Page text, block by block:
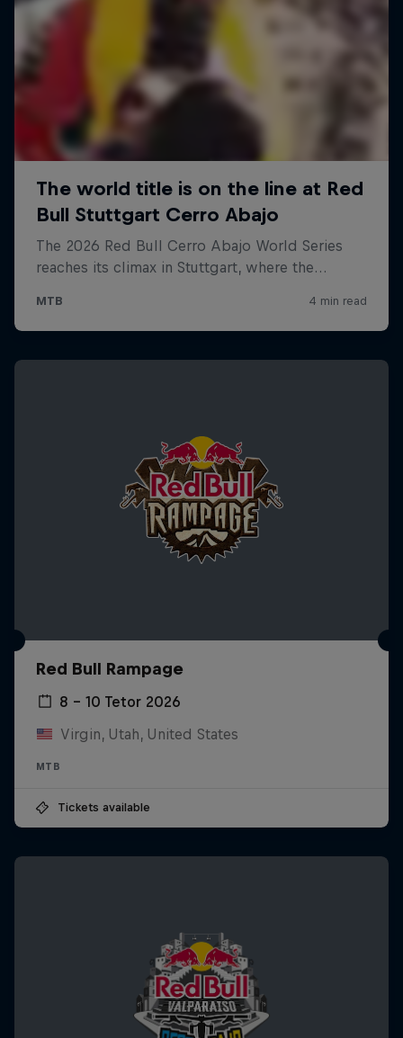
Red Bull Rampage
8 – 10 Tetor 2026
Virgin, Utah, United States
MTB
Tickets available